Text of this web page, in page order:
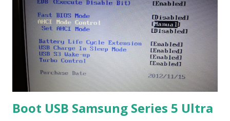
Boot USB Samsung Series 5 Ultra